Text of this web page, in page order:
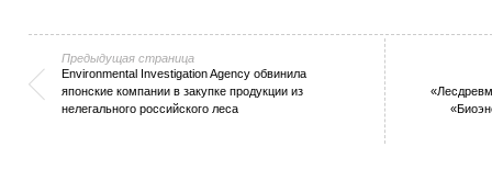
Предыдущая страница
Environmental Investigation Agency обвинила
японские компании в закупке продукции из
нелегального российского леса